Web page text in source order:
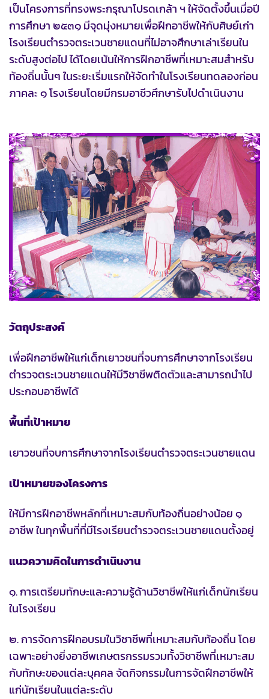
เป็นโครงการที่ทรงพระกรุณาโปรดเกล้า ฯ ให้จัดตั้งขึ้นเมื่อปี
การศึกษา ๒๕๓๑ มีจุดมุ่งหมายเพื่อฝึกอาชีพให้กับศิษย์เก่า
โรงเรียนตำรวจตระเวนชายแดนที่ไม่อาจศึกษาเล่าเรียนใน
ระดับสูงต่อไป ได้โดยเน้นให้การฝึกอาชีพที่เหมาะสมสำหรับ
ท้องถิ่นนั้นๆ ในระยะเริ่มแรกให้จัดทำในโรงเรียนทดลองก่อน
ภาคละ ๑ โรงเรียนโดยมีกรมอาชีวศึกษารับไปดำเนินงาน
วัตถุประสงค์
เพื่อฝึกอาชีพให้แก่เด็กเยาวชนที่จบการศึกษาจากโรงเรียน
ตำรวจตระเวนชายแดนให้มีวิชาชีพติดตัวและสามารถนำไป
ประกอบอาชีพได้
พื้นที่เป้าหมาย
เยาวชนที่จบการศึกษาจากโรงเรียนตำรวจตระเวนชายแดน
เป้าหมายของโครงการ
ให้มีการฝึกอาชีพหลักที่เหมาะสมกับท้องถิ่นอย่างน้อย ๑
อาชีพ ในทุกพื้นที่ที่มีโรงเรียนตำรวจตระเวนชายแดนตั้งอยู่
แนวความคิดในการดำเนินงาน
๑. การเตรียมทักษะและความรู้ด้านวิชาชีพให้แก่เด็กนักเรียน
ในโรงเรียน
๒. การจัดการฝึกอบรมในวิชาชีพที่เหมาะสมกับท้องถิ่น โดย
เฉพาะอย่างยิ่งอาชีพเกษตรกรรมรวมทั้งวิชาชีพที่เหมาะสม
กับทักษะของแต่ละบุคคล จัดกิจกรรมในการจัดฝึกอาชีพให้
แก่นักเรียนในแต่ละระดับ